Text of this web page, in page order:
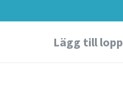
Lägg till lopp